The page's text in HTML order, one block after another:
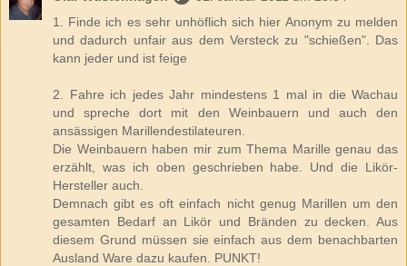
1. Finde ich es sehr unhöflich sich hier Anonym zu melden
und dadurch unfair aus dem Versteck zu "schießen". Das
kann jeder und ist feige
2. Fahre ich jedes Jahr mindestens 1 mal in die Wachau
und spreche dort mit den Weinbauern und auch den
ansässigen Marillendestilateuren.
Die Weinbauern haben mir zum Thema Marille genau das
erzählt, was ich oben geschrieben habe. Und die Likör-
Hersteller auch.
Demnach gibt es oft einfach nicht genug Marillen um den
gesamten Bedarf an Likör und Bränden zu decken. Aus
diesem Grund müssen sie einfach aus dem benachbarten
Ausland Ware dazu kaufen. PUNKT!